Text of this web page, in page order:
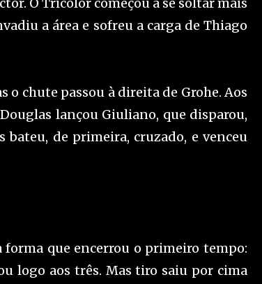
a área e sofreu a carga de Thiago
chute passou à direita de Grohe. Aos
lançou Giuliano, que disparou,
bateu, de primeira, cruzado, e venceu
que encerrou o primeiro tempo:
logo aos três. Mas tiro saiu por cima